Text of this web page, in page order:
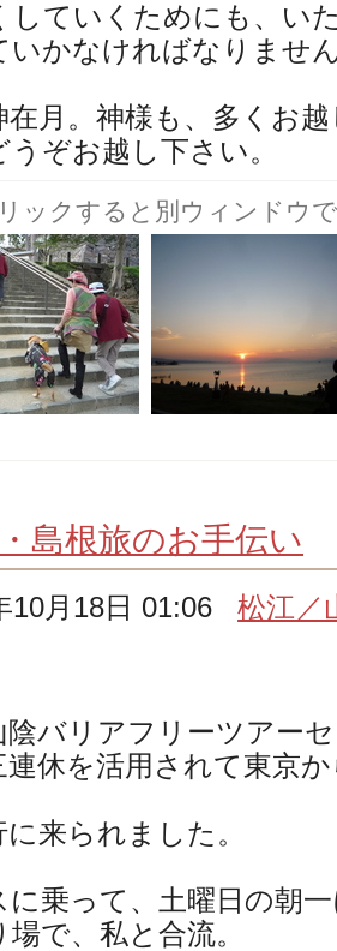
していくためにも、い
いかなければなりませ
在月。神様も、多くお
うぞお越し下さい。
ックすると別ウィンドウ
島根旅のお手伝い
10月18日 01:06松江／
陰バリアフリーツアー
連休を活用されて東京
来られました。
に乗って、土曜日の朝
で、私と合流。